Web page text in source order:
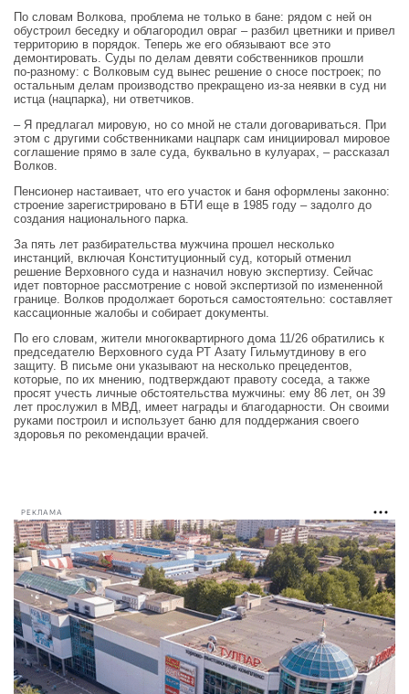
По словам Волкова, проблема не только в бане: рядом с ней он
обустроил беседку и облагородил овраг – разбил цветники и привел
территорию в порядок. Теперь же его обязывают все это
демонтировать. Суды по делам девяти собственников прошли
по‑разному: с Волковым суд вынес решение о сносе построек; по
остальным делам производство прекращено из‑за неявки в суд ни
истца (нацпарка), ни ответчиков.
– Я предлагал мировую, но со мной не стали договариваться. При
этом с другими собственниками нацпарк сам инициировал мировое
соглашение прямо в зале суда, буквально в кулуарах, – рассказал
Волков.
Пенсионер настаивает, что его участок и баня оформлены законно:
строение зарегистрировано в БТИ еще в 1985 году – задолго до
создания национального парка.
За пять лет разбирательства мужчина прошел несколько
инстанций, включая Конституционный суд, который отменил
решение Верховного суда и назначил новую экспертизу. Сейчас
идет повторное рассмотрение с новой экспертизой по измененной
границе. Волков продолжает бороться самостоятельно: составляет
кассационные жалобы и собирает документы.
По его словам, жители многоквартирного дома 11/26 обратились к
председателю Верховного суда РТ Азату Гильмутдинову в его
защиту. В письме они указывают на несколько прецедентов,
которые, по их мнению, подтверждают правоту соседа, а также
просят учесть личные обстоятельства мужчины: ему 86 лет, он 39
лет прослужил в МВД, имеет награды и благодарности. Он своими
руками построил и использует баню для поддержания своего
здоровья по рекомендации врачей.
РЕКЛАМА